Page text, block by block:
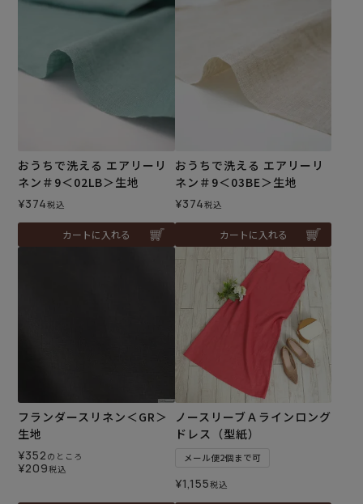
おうちで洗える エアリーリ
ネン＃9＜02LB＞生地
¥374税込
カートに入れる
おうちで洗える エアリーリ
ネン＃9＜03BE＞生地
¥374税込
カートに入れる
フランダースリネン＜GR＞
生地
¥352 のところ
¥209税込
ノースリーブＡラインロング
ドレス（型紙）
メール便2個まで可
¥1,155税込